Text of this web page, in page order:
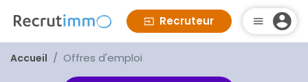
Recruteur
Accueil Offres d'emploi